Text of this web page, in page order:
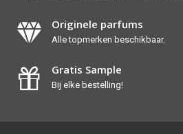
Originele parfums
Alle topmerken beschikbaar.
Gratis Sample
Bij elke bestelling!